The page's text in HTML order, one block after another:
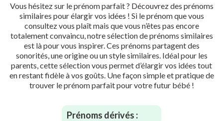
Vous hésitez sur le prénom parfait ? Découvrez des prénoms
similaires pour élargir vos idées ! Si le prénom que vous
consultez vous plaît mais que vous n’êtes pas encore
totalement convaincu, notre sélection de prénoms similaires
est là pour vous inspirer. Ces prénoms partagent des
sonorités, une origine ou un style similaires. Idéal pour les
parents, cette sélection vous permet d’élargir vos idées tout
en restant fidèle à vos goûts. Une façon simple et pratique de
trouver le prénom parfait pour votre futur bébé !
Prénoms dérivés :